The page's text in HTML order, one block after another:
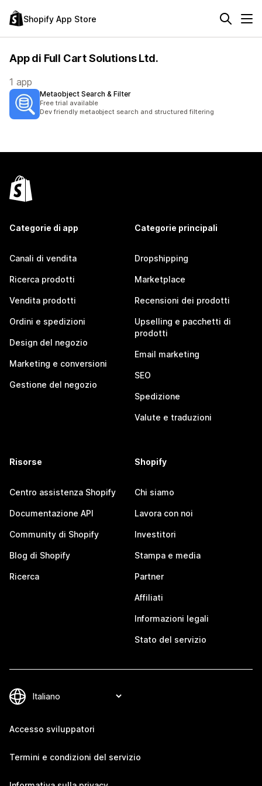
Shopify App Store
App di Full Cart Solutions Ltd.
1 app
Metaobject Search & Filter
Free trial available
Dev friendly metaobject search and structured filtering
Categorie di app
Canali di vendita
Ricerca prodotti
Vendita prodotti
Ordini e spedizioni
Design del negozio
Marketing e conversioni
Gestione del negozio
Categorie principali
Dropshipping
Marketplace
Recensioni dei prodotti
Upselling e pacchetti di
prodotti
Email marketing
SEO
Spedizione
Valute e traduzioni
Risorse
Centro assistenza Shopify
Documentazione API
Community di Shopify
Blog di Shopify
Ricerca
Shopify
Chi siamo
Lavora con noi
Investitori
Stampa e media
Partner
Affiliati
Informazioni legali
Stato del servizio
Accesso sviluppatori
Termini e condizioni del servizio